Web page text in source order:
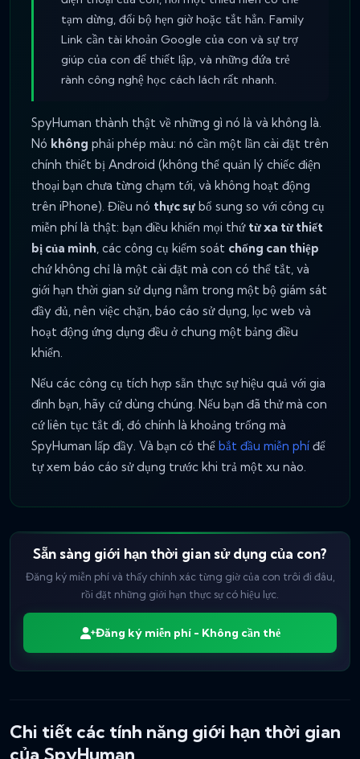
tạm dừng, đổi bộ hẹn giờ hoặc tắt hẳn. Family
Link cần tài khoản Google của con và sự trợ
giúp của con để thiết lập, và những đứa trẻ
rành công nghệ học cách lách rất nhanh.
SpyHuman thành thật về những gì nó là và không là.
Nó không phải phép màu: nó cần một lần cài đặt trên
chính thiết bị Android (không thể quản lý chiếc điện
thoại bạn chưa từng chạm tới, và không hoạt động
trên iPhone). Điều nó thực sự bổ sung so với công cụ
miễn phí là thật: bạn điều khiển mọi thứ từ xa từ thiết
bị của mình, các công cụ kiểm soát chống can thiệp
chứ không chỉ là một cài đặt mà con có thể tắt, và
giới hạn thời gian sử dụng nằm trong một bộ giám sát
đầy đủ, nên việc chặn, báo cáo sử dụng, lọc web và
hoạt động ứng dụng đều ở chung một bảng điều
khiển.
Nếu các công cụ tích hợp sẵn thực sự hiệu quả với gia
đình bạn, hãy cứ dùng chúng. Nếu bạn đã thử mà con
cứ liên tục tắt đi, đó chính là khoảng trống mà
SpyHuman lấp đầy. Và bạn có thể bắt đầu miễn phí để
tự xem báo cáo sử dụng trước khi trả một xu nào.
Sẵn sàng giới hạn thời gian sử dụng của con?
Đăng ký miễn phí và thấy chính xác từng giờ của con trôi đi đâu,
rồi đặt những giới hạn thực sự có hiệu lực.
Đăng ký miễn phí - Không cần thẻ
Chi tiết các tính năng giới hạn thời gian
của SpyHuman